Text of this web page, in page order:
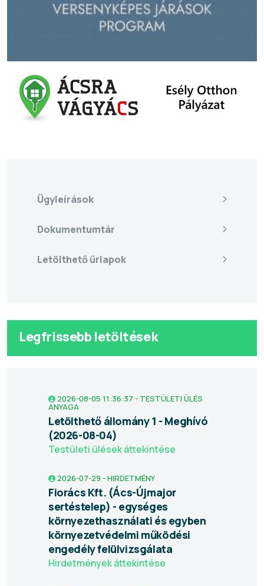
Ügyleírások
Dokumentumtár
Letölthető űrlapok
Legfrissebb letöltések
2026-08-05 11:36:37 - TESTÜLETI ÜLÉS
ANYAGA
Letölthető állomány 1 - Meghívó
(2026-08-04)
Testületi ülések áttekintése
2026-07-29 - HIRDETMÉNY
Fiorács Kft. (Ács-Újmajor
sertéstelep) - egységes
környezethasználati és egyben
környezetvédelmi működési
engedély felülvizsgálata
Hirdetmények áttekintése